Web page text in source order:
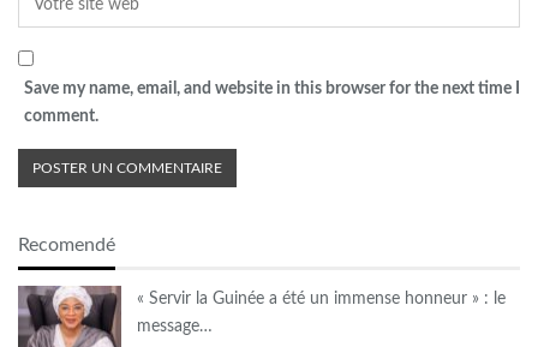
Save my name, email, and website in this browser for the next time I
comment.
Recomendé
« Servir la Guinée a été un immense honneur » : le
message…